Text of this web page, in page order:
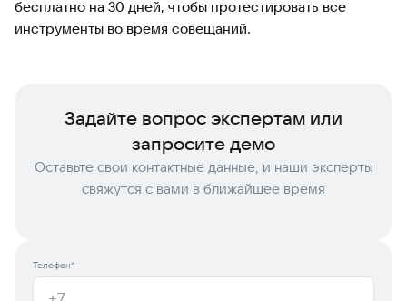
бесплатно на 30 дней, чтобы протестировать все
инструменты во время совещаний.
Задайте вопрос экспертам или
запросите демо
Оставьте свои контактные данные, и наши эксперты
свяжутся с вами в ближайшее время
Телефон*